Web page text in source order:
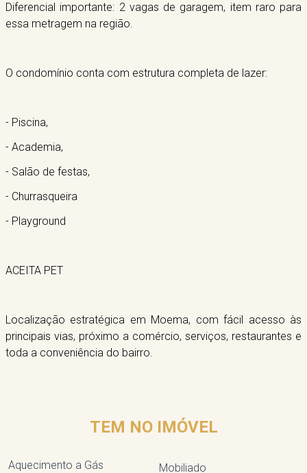
Diferencial importante: 2 vagas de garagem, item raro para
essa metragem na região.
O condomínio conta com estrutura completa de lazer:
- Piscina,
- Academia,
- Salão de festas,
- Churrasqueira
- Playground
ACEITA PET
Localização estratégica em Moema, com fácil acesso às
principais vias, próximo a comércio, serviços, restaurantes e
toda a conveniência do bairro.
TEM NO IMÓVEL
Aquecimento a Gás Mobiliado